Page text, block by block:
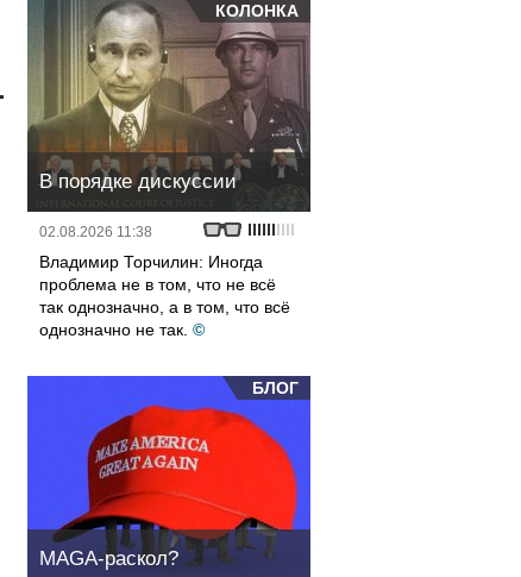
КОЛОНКА
В порядке дискуссии
02.08.2026 11:38
Владимир Торчилин: Иногда
проблема не в том, что не всё
так однозначно, а в том, что всё
однозначно не так. ©
БЛОГ
MAGA-раскол?